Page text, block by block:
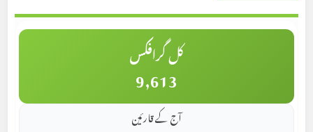
کل گرافکس
9,613
آج کے قارئین